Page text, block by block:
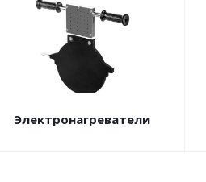
Электронагреватели